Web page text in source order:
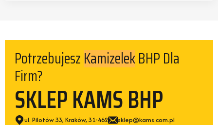
PotrzebujeszKamizelekBHP Dla
Firm?
SKLEP KAMS BHP
ul. Pilotów 33, Kraków, 31-462
sklep@kams.com.pl